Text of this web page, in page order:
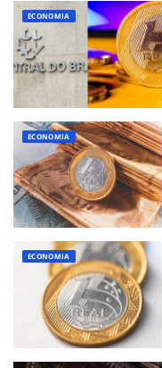
ECONOMIA
ECONOMIA
ECONOMIA